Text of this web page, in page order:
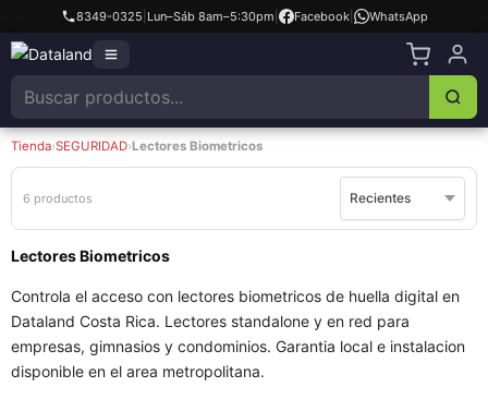
8349-0325 Lun–Sáb 8am–5:30pm Facebook| WhatsApp
Tienda›SEGURIDAD›Lectores Biometricos
6 productos
Lectores Biometricos
Controla el acceso con lectores biometricos de huella digital en
Dataland Costa Rica. Lectores standalone y en red para
empresas, gimnasios y condominios. Garantia local e instalacion
disponible en el area metropolitana.